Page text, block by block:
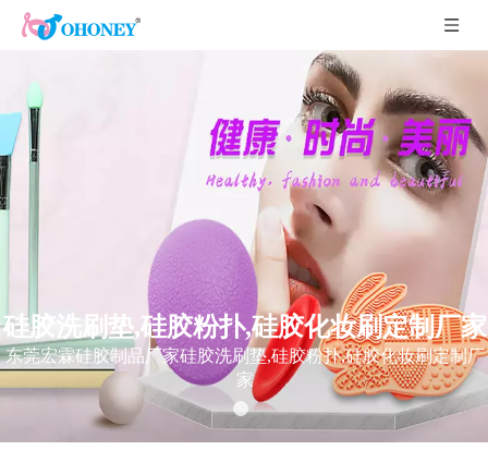
硅胶洗刷垫,硅胶粉扑,硅胶化妆刷定制厂家
东莞宏霖硅胶制品厂家硅胶洗刷垫,硅胶粉扑,硅胶化妆刷定制厂
家